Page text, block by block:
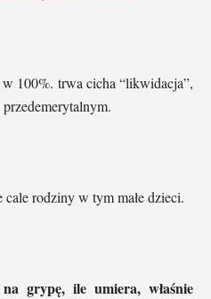
100%. trwa cicha “likwidacja”,
cale rodziny w tym małe dzieci.
grypę, ile umiera, właśnie